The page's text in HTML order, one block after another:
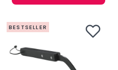
BESTSELLER